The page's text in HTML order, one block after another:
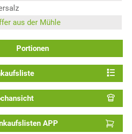
aus der Mühle
Portionen
APP